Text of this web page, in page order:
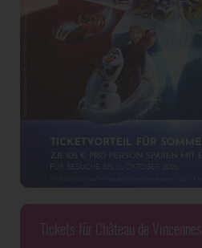
Tickets für Château de Vincennes